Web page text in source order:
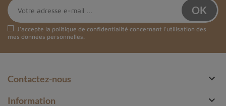
J'accepte la politique de confidentialité concernant l'utilisation des
mes données personnelles.
Contactez-nous 
Information 